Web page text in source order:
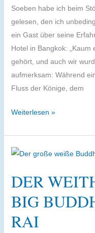
Soeben habe ich beim
gelesen, den ich
ein Gast über seine
Hotel in Bangkok:
gehört, und auch wir
aufmerksam: Während
Fluss der Könige, dem
Ein
Geheimtipp
–
besondere
in
Bangkok
Weiterlesen »
DER
BIG
RAI